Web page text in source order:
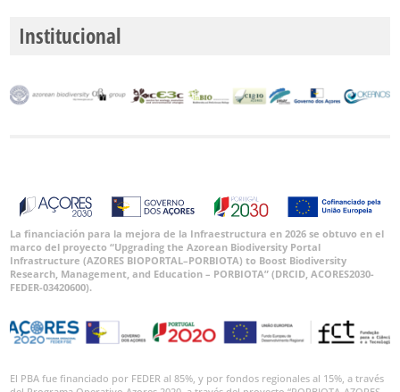
Institucional
La financiación para la mejora de la Infraestructura en 2026 se obtuvo en el
marco del proyecto “Upgrading the Azorean Biodiversity Portal
Infrastructure (AZORES BIOPORTAL–PORBIOTA) to Boost Biodiversity
Research, Management, and Education – PORBIOTA” (DRCID, ACORES2030-
FEDER-03420600).
El PBA fue financiado por FEDER al 85%, y por fondos regionales al 15%, a través